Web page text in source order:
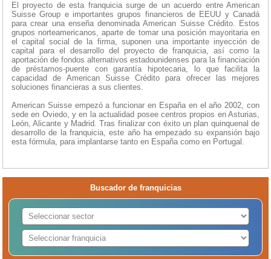
El proyecto de esta franquicia surge de un acuerdo entre American
Suisse Group e importantes grupos financieros de EEUU y Canadá
para crear una enseña denominada American Suisse Crédito. Estos
grupos norteamericanos, aparte de tomar una posición mayoritaria en
el capital social de la firma, suponen una importante inyección de
capital para el desarrollo del proyecto de franquicia, así como la
aportación de fondos alternativos estadounidenses para la financiación
de préstamos-puente con garantía hipotecaria, lo que facilita la
capacidad de American Suisse Crédito para ofrecer las mejores
soluciones financieras a sus clientes.
American Suisse empezó a funcionar en España en el año 2002, con
sede en Oviedo, y en la actualidad posee centros propios en Asturias,
León, Alicante y Madrid. Tras finalizar con éxito un plan quinquenal de
desarrollo de la franquicia, este año ha empezado su expansión bajo
esta fórmula, para implantarse tanto en España como en Portugal.
Buscador de franquicias